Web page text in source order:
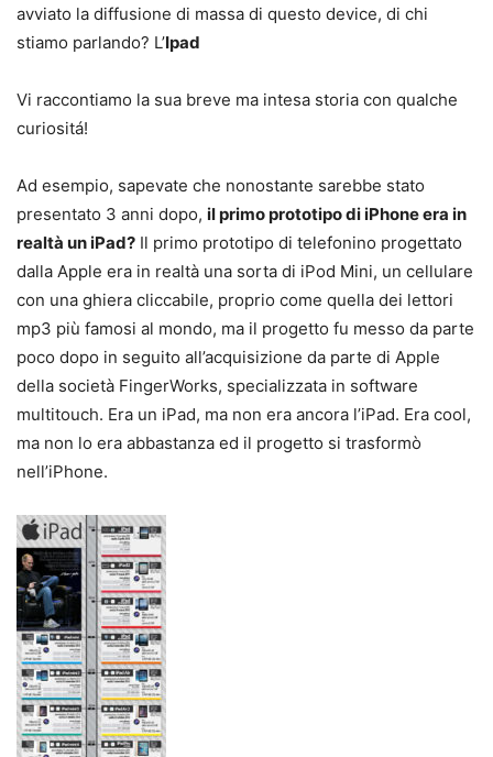
avviato la diffusione di massa di questo device, di chi
stiamo parlando? L’Ipad
Vi raccontiamo la sua breve ma intesa storia con qualche
curiositá!
Ad esempio, sapevate che nonostante sarebbe stato
presentato 3 anni dopo, il primo prototipo di iPhone era in
realtà un iPad? Il primo prototipo di telefonino progettato
dalla Apple era in realtà una sorta di iPod Mini, un cellulare
con una ghiera cliccabile, proprio come quella dei lettori
mp3 più famosi al mondo, ma il progetto fu messo da parte
poco dopo in seguito all’acquisizione da parte di Apple
della società FingerWorks, specializzata in software
multitouch. Era un iPad, ma non era ancora l’iPad. Era cool,
ma non lo era abbastanza ed il progetto si trasformò
nell’iPhone.